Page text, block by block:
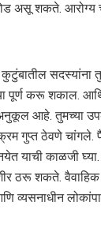
असू शकते. आरोग्य
सदस्यांना
पूर्ण करू शकाल.
आहे. तुमच्या
गुप्त ठेवणे चांगले.
याची काळजी घ्या.
ठरू शकते.
व्यसनाधीन